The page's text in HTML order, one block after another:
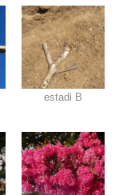
estadi B